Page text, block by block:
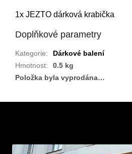
1x JEZTO dárková krabička
Doplňkové parametry
Kategorie:
Dárkové balení
Hmotnost:
0.5 kg
Položka byla vyprodána…